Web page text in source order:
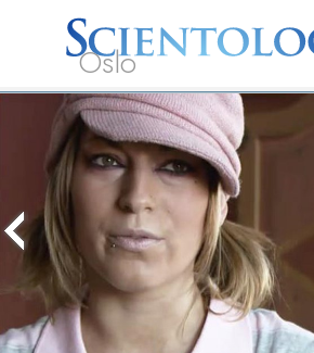
Oslo
Hva er
Scientology?
Frivillige
prester